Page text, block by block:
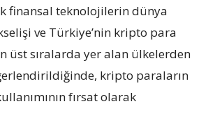
finansal teknolojilerin dünya
ve Türkiye’nin kripto para
üst sıralarda yer alan ülkelerden
kripto paraların
fırsat olarak